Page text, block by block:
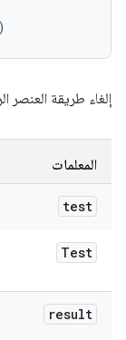
إلغاء طريقة العنصر
المعلمات
test
Test
result